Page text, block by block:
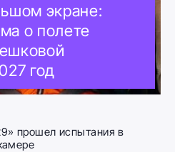
экране:
о полете
год
прошел испытания в